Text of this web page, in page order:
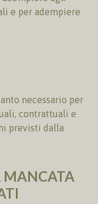
e per adempiere
necessario per
contrattuali e
previsti dalla
MANCATA